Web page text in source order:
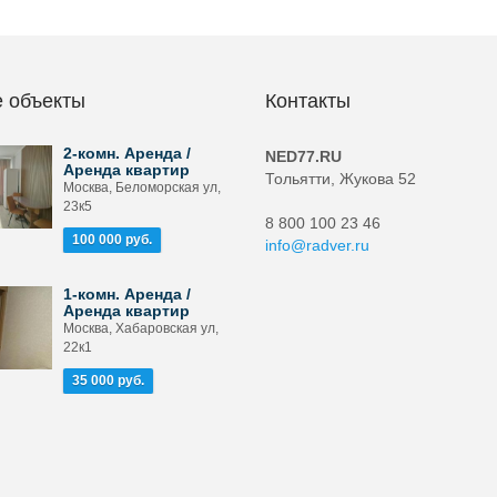
2-комн. Аренда /
Аренда квартир
Москва, Беломорская ул,
23к5
100 000 руб.
1-комн. Аренда /
Аренда квартир
Москва, Хабаровская ул,
22к1
35 000 руб.
Контакты
NED77.RU
Тольятти, Жукова 52
8 800 100 23 46
info@radver.ru